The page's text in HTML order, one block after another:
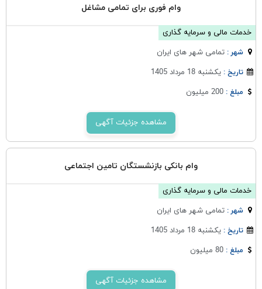
وام فوری برای تمامی مشاغل
خدمات مالی و سرمایه گذاری
شهر :تمامی شهر های ایران
تاریخ :یکشنبه 18 مرداد 1405
مبلغ :200 میلیون
مشاهده جزئیات آگهی
وام بانکی بازنشستگان تامین اجتماعی
خدمات مالی و سرمایه گذاری
شهر :تمامی شهر های ایران
تاریخ :یکشنبه 18 مرداد 1405
مبلغ :80 میلیون
مشاهده جزئیات آگهی